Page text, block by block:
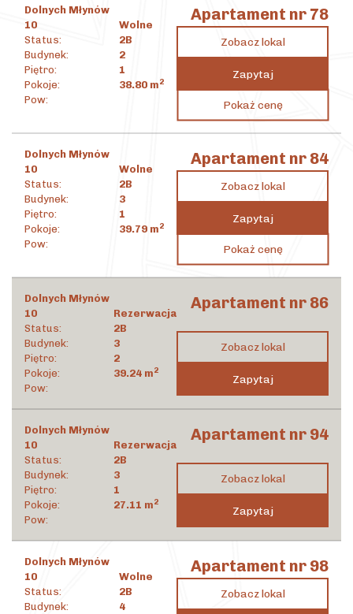
Dolnych Młynów
10
Status:
Budynek:
Piętro:
Pokoje:
Pow:
Wolne
2B
2
1
38.80 m2
Apartament nr 78
Zobacz lokal
Zapytaj
36 456
Pokaż cenę
Dolnych Młynów
10
Status:
Budynek:
Piętro:
Pokoje:
Pow:
Wolne
2B
3
1
39.79 m2
Apartament nr 84
Zobacz lokal
Zapytaj
35 479
Pokaż cenę
Dolnych Młynów
10
Status:
Budynek:
Piętro:
Pokoje:
Pow:
Rezerwacja
2B
3
2
39.24 m2
Apartament nr 86
Zobacz lokal
Zapytaj
Dolnych Młynów
10
Status:
Budynek:
Piętro:
Pokoje:
Pow:
Rezerwacja
2B
3
1
27.11 m2
Apartament nr 94
Zobacz lokal
Zapytaj
Dolnych Młynów
10
Status:
Budynek:
Wolne
2B
4
Apartament nr 98
Zobacz lokal